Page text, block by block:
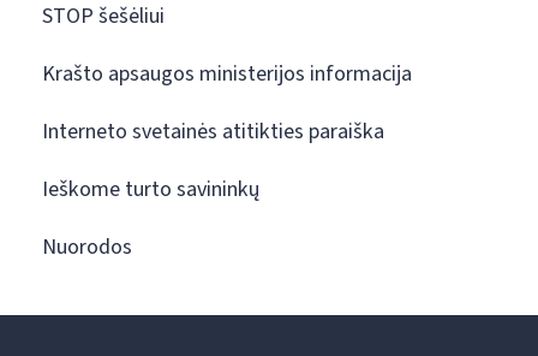
STOP šešėliui
Krašto apsaugos ministerijos informacija
Interneto svetainės atitikties paraiška
Ieškome turto savininkų
Nuorodos